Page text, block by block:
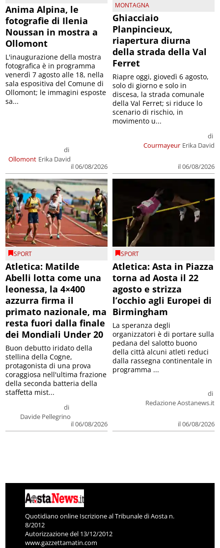
Anima Alpina, le
fotografie di Ilenia
Noussan in mostra a
Ollomont
Ollomont
di
Erika David
il 06/08/2026
L'inaugurazione della mostra
fotografica è in programma
venerdì 7 agosto alle 18, nella
sala espositiva del Comune di
Ollomont; le immagini esposte
sa...
MONTAGNA
Ghiacciaio
Planpincieux,
riapertura diurna
della strada della Val
Ferret
Courmayeur
di
Erika David
il 06/08/2026
Riapre oggi, giovedì 6 agosto,
solo di giorno e solo in
discesa, la strada comunale
della Val Ferret; si riduce lo
scenario di rischio, in
movimento u...
SPORT
Atletica: Matilde
Abelli lotta come una
leonessa, la 4×400
azzurra firma il
primato nazionale, ma
resta fuori dalla finale
dei Mondiali Under 20
di
Davide Pellegrino
il 06/08/2026
Buon debutto iridato della
stellina della Cogne,
protagonista di una prova
coraggiosa nell'ultima frazione
della seconda batteria della
staffetta mist...
SPORT
Atletica: Asta in Piazza
torna ad Aosta il 22
agosto e strizza
l’occhio agli Europei di
Birmingham
di
Redazione Aostanews.it
il 06/08/2026
La speranza degli
organizzatori è di portare sulla
pedana del salotto buono
della città alcuni atleti reduci
dalla rassegna continentale in
programma ...
Quotidiano online Iscrizione al Tribunale di Aosta n.
8/2012
Autorizzazione del 13/12/2012
www.gazzettamatin.com